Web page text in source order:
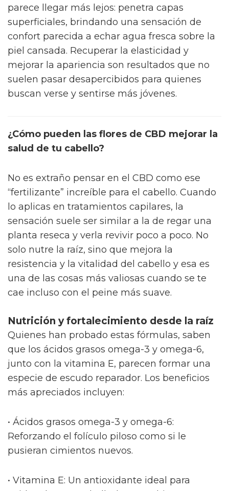
parece llegar más lejos: penetra capas
superficiales, brindando una sensación de
confort parecida a echar agua fresca sobre la
piel cansada. Recuperar la elasticidad y
mejorar la apariencia son resultados que no
suelen pasar desapercibidos para quienes
buscan verse y sentirse más jóvenes.
¿Cómo pueden las flores de CBD mejorar la
salud de tu cabello?
No es extraño pensar en el CBD como ese
“fertilizante” increíble para el cabello. Cuando
lo aplicas en tratamientos capilares, la
sensación suele ser similar a la de regar una
planta reseca y verla revivir poco a poco. No
solo nutre la raíz, sino que mejora la
resistencia y la vitalidad del cabello y esa es
una de las cosas más valiosas cuando se te
cae incluso con el peine más suave.
Nutrición y fortalecimiento desde la raíz
Quienes han probado estas fórmulas, saben
que los ácidos grasos omega-3 y omega-6,
junto con la vitamina E, parecen formar una
especie de escudo reparador. Los beneficios
más apreciados incluyen:
• Ácidos grasos omega-3 y omega-6:
Reforzando el folículo piloso como si le
pusieran cimientos nuevos.
• Vitamina E: Un antioxidante ideal para